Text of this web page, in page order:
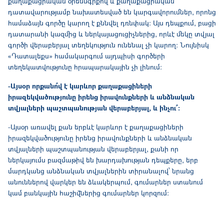
դատավարությամբ նախատեսված են կարգավորումներ, որոնց
համաձայն գործը կարող է քննվել դռնփակ։ Այս դեպքում, բացի
դատարանի կազմից և ներկայացուցիչներից, որևէ մեկը տվյալ
գործի վերաբերյալ տեղեկություն ունենալ չի կարող։ Նույնիսկ
«Դատալեքս» համակարգում այդպիսի գործերի
տեղեկատվությունը հրապարակային չի լինում։
-Այսօր որքանո՞վ է կարևոր քաղաքացիների
իրազեկվածությունը իրենց իրավունքների և անձնական
տվյալների պաշտպանության վերաբերյալ, և ինչու՞։
-Այսօր առավել քան երբևէ կարևոր է քաղաքացիների
իրազեկվածությունը իրենց իրավունքների և անձնական
տվյալների պաշտպանության վերաբերյալ, քանի որ
ներկայումս բազմաթիվ են խարդախության դեպքերը, երբ
մարդկանց անձնական տվյալներին տիրանալով՝ նրանց
անուններով վարկեր են ձևակերպում, գումարներ ստանում
կամ բանկային հաշիվներից գումարներ կորզում։